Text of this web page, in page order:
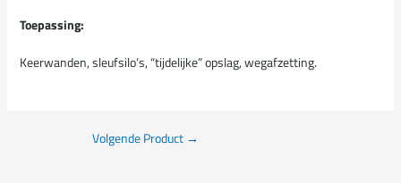
Toepassing:
Keerwanden, sleufsilo’s, “tijdelijke” opslag, wegafzetting.
Volgende Product →